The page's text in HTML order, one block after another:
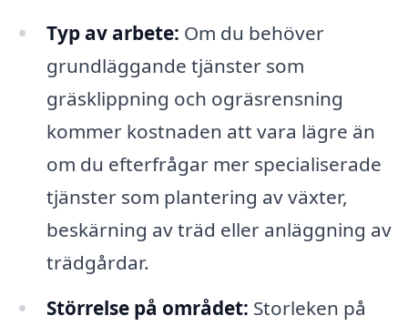
Typ av arbete: Om du behöver
grundläggande tjänster som
gräsklippning och ogräsrensning
kommer kostnaden att vara lägre än
om du efterfrågar mer specialiserade
tjänster som plantering av växter,
beskärning av träd eller anläggning av
trädgårdar.
Störrelse på området: Storleken på